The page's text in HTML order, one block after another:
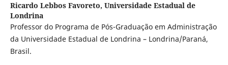
Ricardo Lebbos Favoreto, Universidade Estadual de
Londrina
Professor do Programa de Pós-Graduação em Administração
da Universidade Estadual de Londrina – Londrina/Paraná,
Brasil.